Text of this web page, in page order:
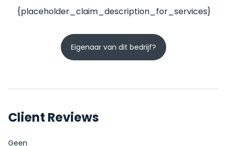
{placeholder_claim_description_for_services}
Eigenaar van dit bedrijf?
Client Reviews
Geen